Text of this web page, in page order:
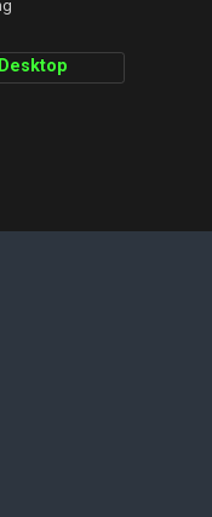
Desktop